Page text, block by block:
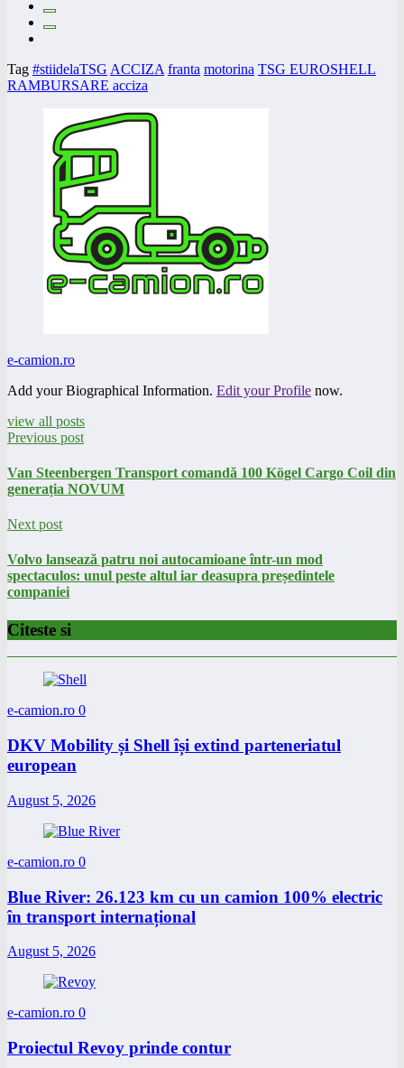
Tag #stiidelaTSG ACCIZA franta motorina TSG EUROSHELL
RAMBURSARE acciza
e-camion.ro
Add your Biographical Information. Edit your Profile now.
view all posts
Previous post
Van Steenbergen Transport comandă 100 Kögel Cargo Coil din
generația NOVUM
Next post
Volvo lansează patru noi autocamioane într-un mod
spectaculos: unul peste altul iar deasupra președintele
companiei
Citeste si
e-camion.ro 0
DKV Mobility și Shell își extind parteneriatul
european
August 5, 2026
e-camion.ro 0
Blue River: 26.123 km cu un camion 100% electric
în transport internațional
August 5, 2026
e-camion.ro 0
Proiectul Revoy prinde contur